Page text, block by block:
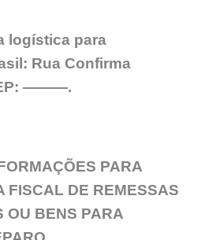
logística para
Rua Confirma
———.
PARA
FISCAL DE REMESSAS
OU BENS PARA